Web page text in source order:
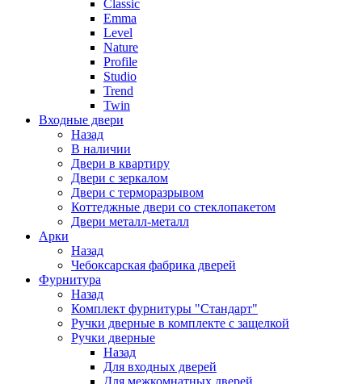
Classic
Emma
Level
Nature
Profile
Studio
Trend
Twin
Входные двери
Назад
В наличии
Двери в квартиру
Двери с зеркалом
Двери с терморазрывом
Коттеджные двери со стеклопакетом
Двери металл-металл
Арки
Назад
Чебоксарская фабрика дверей
Фурнитура
Назад
Комплект фурнитуры "Стандарт"
Ручки дверные в комплекте с защелкой
Ручки дверные
Назад
Для входных дверей